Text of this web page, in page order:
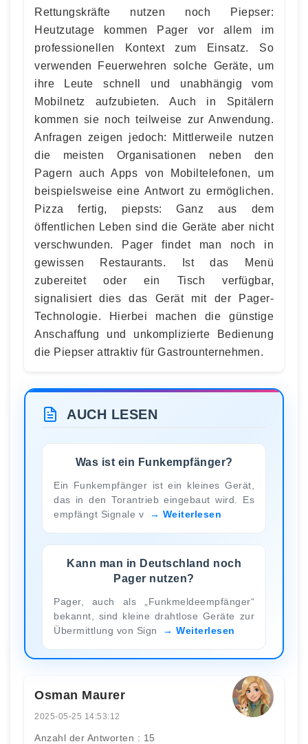
Rettungskräfte nutzen noch Piepser:
Heutzutage kommen Pager vor allem im
professionellen Kontext zum Einsatz. So
verwenden Feuerwehren solche Geräte, um
ihre Leute schnell und unabhängig vom
Mobilnetz aufzubieten. Auch in Spitälern
kommen sie noch teilweise zur Anwendung.
Anfragen zeigen jedoch: Mittlerweile nutzen
die meisten Organisationen neben den
Pagern auch Apps von Mobiltelefonen, um
beispielsweise eine Antwort zu ermöglichen.
Pizza fertig, piepsts: Ganz aus dem
öffentlichen Leben sind die Geräte aber nicht
verschwunden. Pager findet man noch in
gewissen Restaurants. Ist das Menü
zubereitet oder ein Tisch verfügbar,
signalisiert dies das Gerät mit der Pager-
Technologie. Hierbei machen die günstige
Anschaffung und unkomplizierte Bedienung
die Piepser attraktiv für Gastrounternehmen.
AUCH LESEN
Was ist ein Funkempfänger?
Ein Funkempfänger ist ein kleines Gerät,
das in den Torantrieb eingebaut wird. Es
empfängt Signale v
Weiterlesen
Kann man in Deutschland noch
Pager nutzen?
Pager, auch als „Funkmeldeempfänger“
bekannt, sind kleine drahtlose Geräte zur
Übermittlung von Sign
Weiterlesen
Osman Maurer
2025-05-25 14:53:12
Anzahl der Antworten : 15